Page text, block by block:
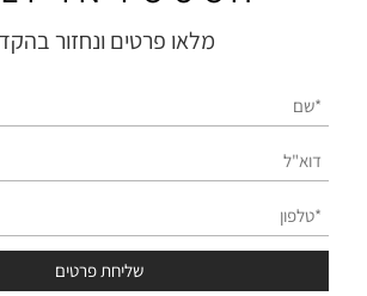
מלאו פרטים ונחזור